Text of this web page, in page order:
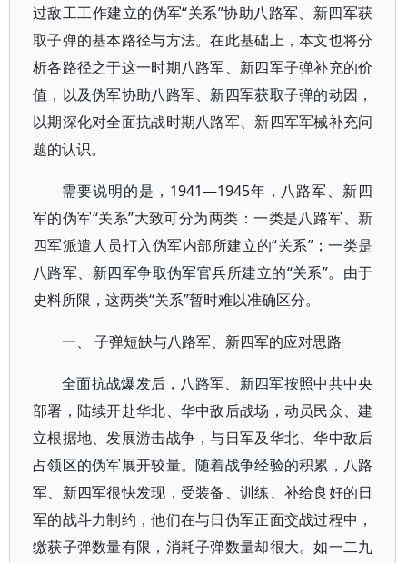
过敌工工作建立的伪军“关系”协助八路军、新四军获
取子弹的基本路径与方法。在此基础上，本文也将分
析各路径之于这一时期八路军、新四军子弹补充的价
值，以及伪军协助八路军、新四军获取子弹的动因，
以期深化对全面抗战时期八路军、新四军军械补充问
题的认识。
需要说明的是，1941—1945年，八路军、新四
军的伪军“关系”大致可分为两类：一类是八路军、新
四军派遣人员打入伪军内部所建立的“关系”；一类是
八路军、新四军争取伪军官兵所建立的“关系”。由于
史料所限，这两类“关系”暂时难以准确区分。
一、 子弹短缺与八路军、新四军的应对思路
全面抗战爆发后，八路军、新四军按照中共中央
部署，陆续开赴华北、华中敌后战场，动员民众、建
立根据地、发展游击战争，与日军及华北、华中敌后
占领区的伪军展开较量。随着战争经验的积累，八路
军、新四军很快发现，受装备、训练、补给良好的日
军的战斗力制约，他们在与日伪军正面交战过程中，
缴获子弹数量有限，消耗子弹数量却很大。如一二九